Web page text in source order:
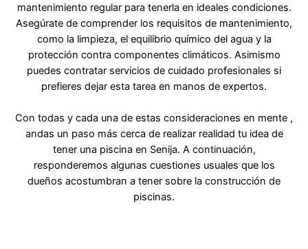
mantenimiento regular para tenerla en ideales condiciones.
Asegúrate de comprender los requisitos de mantenimiento,
como la limpieza, el equilibrio químico del agua y la
protección contra componentes climáticos. Asimismo
puedes contratar servicios de cuidado profesionales si
prefieres dejar esta tarea en manos de expertos.
Con todas y cada una de estas consideraciones en mente ,
andas un paso más cerca de realizar realidad tu idea de
tener una piscina en Senija. A continuación,
responderemos algunas cuestiones usuales que los
dueños acostumbran a tener sobre la construcción de
piscinas.